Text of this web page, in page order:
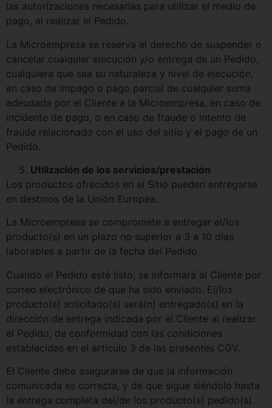
las autorizaciones necesarias para utilizar el medio de
pago, al realizar el Pedido.
La Microempresa se reserva el derecho de suspender o
cancelar cualquier ejecución y/o entrega de un Pedido,
cualquiera que sea su naturaleza y nivel de ejecución,
en caso de impago o pago parcial de cualquier suma
adeudada por el Cliente a la Microempresa, en caso de
incidente de pago, o en caso de fraude o intento de
fraude relacionado con el uso del sitio y el pago de un
Pedido.
Utilización de los servicios/prestación
Los productos ofrecidos en el Sitio pueden entregarse
en destinos de la Unión Europea.
La Microempresa se compromete a entregar el/los
producto(s) en un plazo no superior a 3 a 10 días
laborables a partir de la fecha del Pedido.
Cuando el Pedido esté listo, se informará al Cliente por
correo electrónico de que ha sido enviado. El/los
producto(s) solicitado(s) será(n) entregado(s) en la
dirección de entrega indicada por el Cliente al realizar
el Pedido, de conformidad con las condiciones
establecidas en el artículo 3 de las presentes CGV.
El Cliente debe asegurarse de que la información
comunicada es correcta, y de que sigue siéndolo hasta
la entrega completa del/de los producto(s) pedido(s).